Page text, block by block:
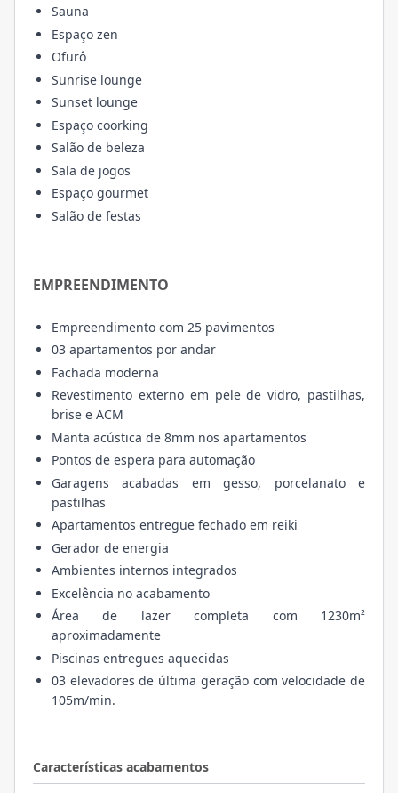
Características acabamentos
Sauna
Espaço zen
Ofurô
Sunrise lounge
Sunset lounge
Espaço coorking
Salão de beleza
Sala de jogos
Espaço gourmet
Salão de festas
EMPREENDIMENTO
Empreendimento com 25 pavimentos
03 apartamentos por andar
Fachada moderna
Revestimento externo em pele de vidro, pastilhas,
brise e ACM
Manta acústica de 8mm nos apartamentos
Pontos de espera para automação
Garagens acabadas em gesso, porcelanato e
pastilhas
Apartamentos entregue fechado em reiki
Gerador de energia
Ambientes internos integrados
Excelência no acabamento
Área de lazer completa com 1230m²
aproximadamente
Piscinas entregues aquecidas
03 elevadores de última geração com velocidade de
105m/min.